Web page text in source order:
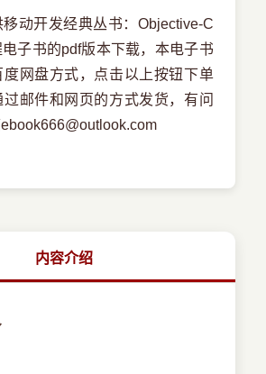
动开发经典丛书：Objective-C
子书的pdf版本下载，本电子书
网盘方式，点击以上按钮下单
邮件和网页的方式发货，有问
内容介绍